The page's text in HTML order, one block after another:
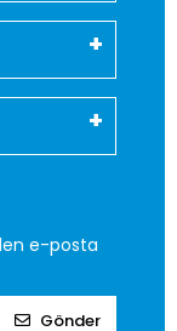
e-posta
Gönder